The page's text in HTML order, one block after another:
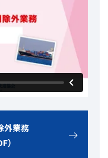
外業務
）